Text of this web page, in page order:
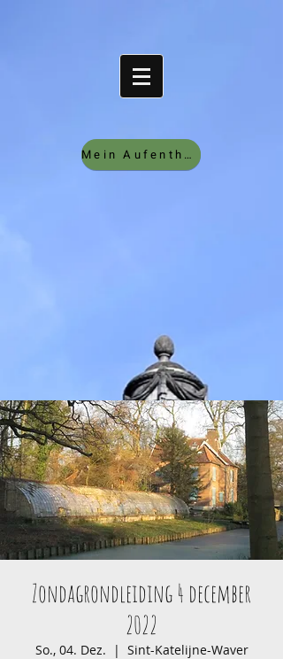
Mein Aufenthalt
Zondagrondleiding 4 december
2022
So., 04. Dez.
  |
Sint-Katelijne-Waver